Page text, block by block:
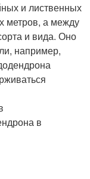
и лиственных
метров, а между
и вида. Оно
например,